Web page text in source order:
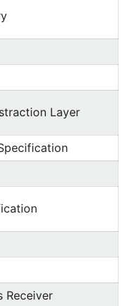
Layer
Receiver